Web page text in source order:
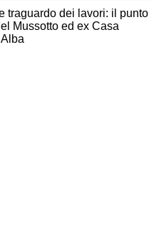
traguardo dei lavori: il punto
Mussotto ed ex Casa